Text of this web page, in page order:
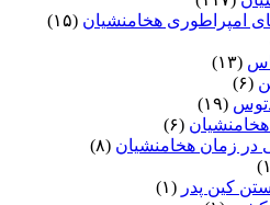
امپراطوری هخامنشیان (۱۵)
(۱۳)
(۶)
(۱۹)
(۶)
در زمان هخامنشیان (۸)
کین پدر (۱)